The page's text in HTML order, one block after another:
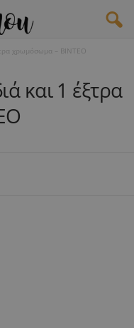
χρωμόσωμα – ΒΙΝΤΕΟ
και 1 έξτρα